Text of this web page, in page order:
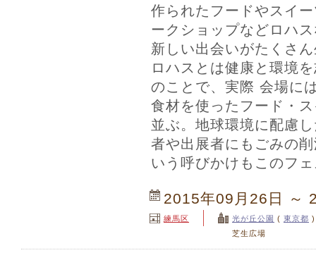
作られたフードやスイ
ークショップなどロハ
新しい出会いがたくさ
ロハスとは健康と環境
のことで、実際 会場に
食材を使ったフード・
並ぶ。地球環境に配慮
者や出展者にもごみの
いう呼びかけもこのフ
2015年09月26日 ～
練馬区 光が丘公園 ( 東京都 )
芝生広場